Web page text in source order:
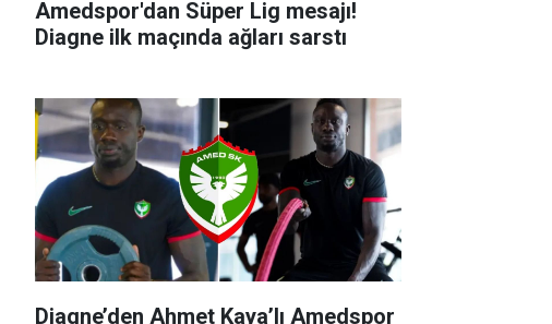
Amedspor'dan Süper Lig mesajı!
Diagne ilk maçında ağları sarstı
Diagne’den Ahmet Kaya’lı Amedspor